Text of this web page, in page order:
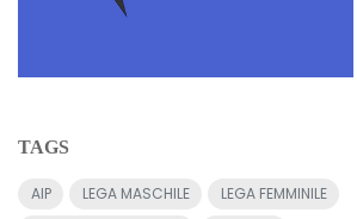
TAGS
AIP LEGA MASCHILE
LEGA FEMMINILE